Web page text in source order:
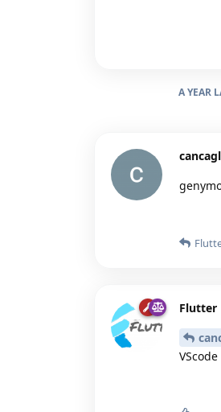
A YEAR
Flutter